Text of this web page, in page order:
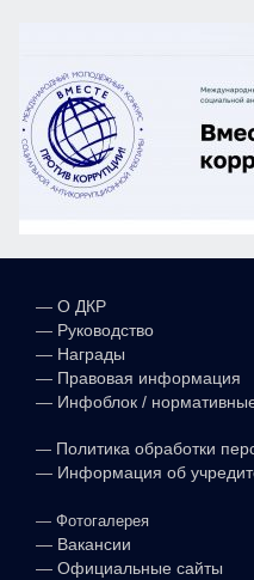
— О ДКР
— Руководство
— Награды
— Правовая информация
— Инфоблок /
— Политика обработки
— Информация об
— Фотогалерея
— Вакансии
— Официальные сайты